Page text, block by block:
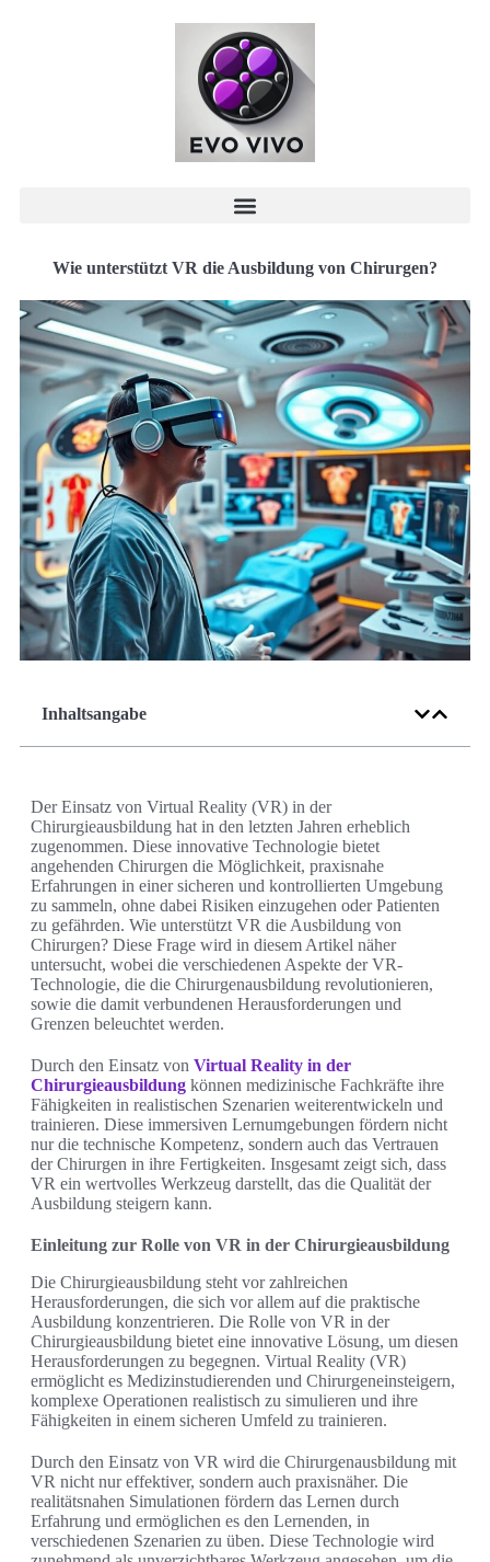
Wie unterstützt VR die Ausbildung von Chirurgen?
Inhaltsangabe
Der Einsatz von Virtual Reality (VR) in der
Chirurgieausbildung hat in den letzten Jahren erheblich
zugenommen. Diese innovative Technologie bietet
angehenden Chirurgen die Möglichkeit, praxisnahe
Erfahrungen in einer sicheren und kontrollierten Umgebung
zu sammeln, ohne dabei Risiken einzugehen oder Patienten
zu gefährden. Wie unterstützt VR die Ausbildung von
Chirurgen? Diese Frage wird in diesem Artikel näher
untersucht, wobei die verschiedenen Aspekte der VR-
Technologie, die die Chirurgenausbildung revolutionieren,
sowie die damit verbundenen Herausforderungen und
Grenzen beleuchtet werden.
Durch den Einsatz von Virtual Reality in der
Chirurgieausbildung können medizinische Fachkräfte ihre
Fähigkeiten in realistischen Szenarien weiterentwickeln und
trainieren. Diese immersiven Lernumgebungen fördern nicht
nur die technische Kompetenz, sondern auch das Vertrauen
der Chirurgen in ihre Fertigkeiten. Insgesamt zeigt sich, dass
VR ein wertvolles Werkzeug darstellt, das die Qualität der
Ausbildung steigern kann.
Einleitung zur Rolle von VR in der Chirurgieausbildung
Die Chirurgieausbildung steht vor zahlreichen
Herausforderungen, die sich vor allem auf die praktische
Ausbildung konzentrieren. Die Rolle von VR in der
Chirurgieausbildung bietet eine innovative Lösung, um diesen
Herausforderungen zu begegnen. Virtual Reality (VR)
ermöglicht es Medizinstudierenden und Chirurgeneinsteigern,
komplexe Operationen realistisch zu simulieren und ihre
Fähigkeiten in einem sicheren Umfeld zu trainieren.
Durch den Einsatz von VR wird die Chirurgenausbildung mit
VR nicht nur effektiver, sondern auch praxisnäher. Die
realitätsnahen Simulationen fördern das Lernen durch
Erfahrung und ermöglichen es den Lernenden, in
verschiedenen Szenarien zu üben. Diese Technologie wird